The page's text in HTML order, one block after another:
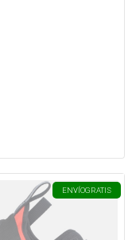
ENVÍOGRATIS